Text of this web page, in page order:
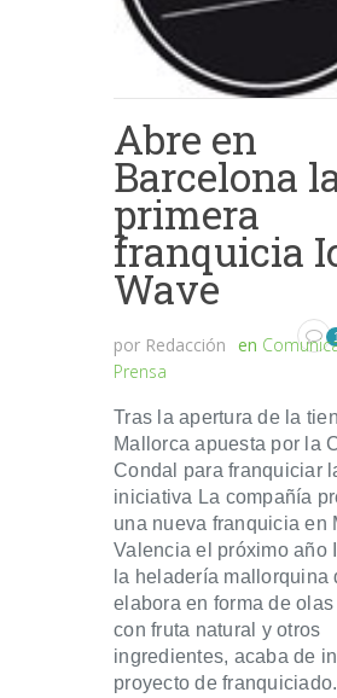
Abre en
Barcelona
primera
franquicia
Wave
por Redacción en
Prensa
1
Tras la apertura de la
Mallorca apuesta por la
Condal para franquiciar
iniciativa La compañía
una nueva franquicia en
Valencia el próximo año
la heladería mallorquina
elabora en forma de
con fruta natural y otros
ingredientes, acaba de
proyecto de